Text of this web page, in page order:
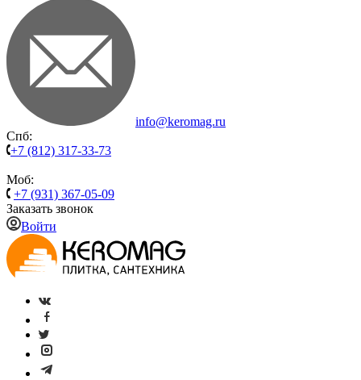
info@keromag.ru
Спб:
+7 (812) 317-33-73
Моб:
+7 (931) 367-05-09
Заказать звонок
Войти